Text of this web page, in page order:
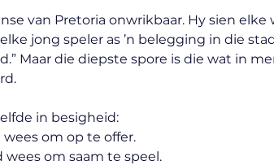
van Pretoria onwrikbaar. Hy sien elke
jong speler as ’n belegging in die
Maar die diepste spore is die wat in
in besigheid:
om op te offer.
om saam te speel.